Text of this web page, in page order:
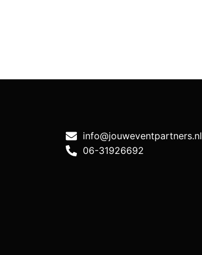
info@jouweventpartners.nl
06-31926692